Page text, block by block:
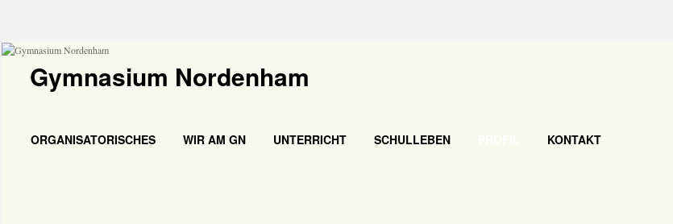
Gymnasium Nordenham
ORGANISATORISCHES WIR AM GN UNTERRICHT SCHULLEBEN KONTAKT